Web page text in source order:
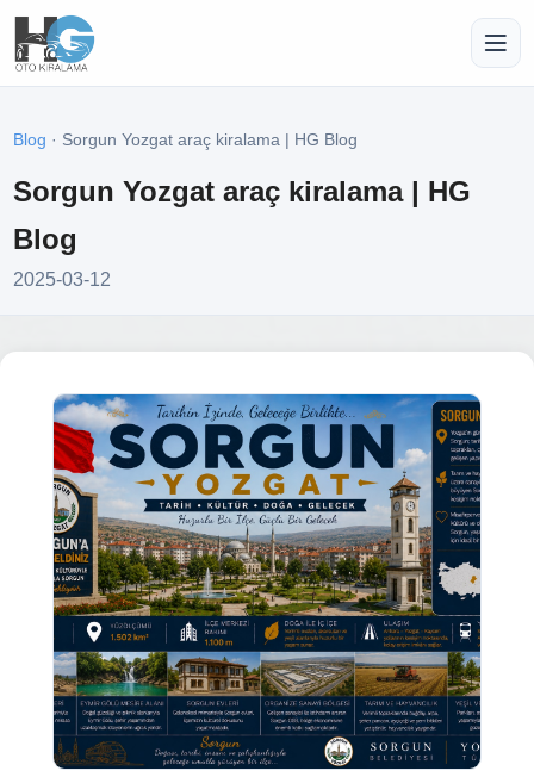
Blog · Sorgun Yozgat araç kiralama | HG Blog
Sorgun Yozgat araç kiralama | HG
Blog
2025-03-12